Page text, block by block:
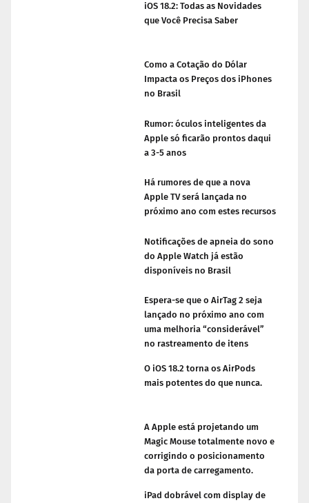
iOS 18.2: Todas as Novidades
que Você Precisa Saber
Como a Cotação do Dólar
Impacta os Preços dos iPhones
no Brasil
Rumor: óculos inteligentes da
Apple só ficarão prontos daqui
a 3-5 anos
Há rumores de que a nova
Apple TV será lançada no
próximo ano com estes recursos
Notificações de apneia do sono
do Apple Watch já estão
disponíveis no Brasil
Espera-se que o AirTag 2 seja
lançado no próximo ano com
uma melhoria “considerável”
no rastreamento de itens
O iOS 18.2 torna os AirPods
mais potentes do que nunca.
A Apple está projetando um
Magic Mouse totalmente novo e
corrigindo o posicionamento
da porta de carregamento.
iPad dobrável com display de